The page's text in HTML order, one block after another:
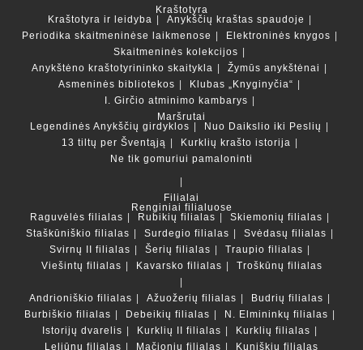
Kraštotyra
Kraštotyra ir leidyba
Anykščių kraštas spaudoje
Periodika skaitmeninėse laikmenose
Elektroninės knygos
Skaitmeninės kolekcijos
Anykštėno kraštotyrininko skaitykla
Žymūs anykštėnai
Asmeninės bibliotekos
Klubas „Knyginyčia“
I. Girčio atminimo kambarys
Maršrutai
Legendinės Anykščių girdyklos
Nuo Daikslio iki Peslių
13 tiltų per Šventąją
Kurklių krašto istorija
Ne tik gomuriui pamaloninti
Filialai
Renginiai filialuose
Raguvėlės filialas
Rubikių filialas
Skiemonių filialas
Staškūniškio filialas
Surdegio filialas
Svėdasų filialas
Svirnų II filialas
Šerių filialas
Traupio filialas
Viešintų filialas
Kavarsko filialas Troškūnų filialas
Andrioniškio filialas Ažuožerių filialas
Budrių filialas
Burbiškio filialas
Debeikių filialas
N. Elmininkų filialas
Istorijų dvarelis
Kurklių II filialas
Kurklių filialas
Leliūnų filialas
Mačionių filialas Kuniškių filialas